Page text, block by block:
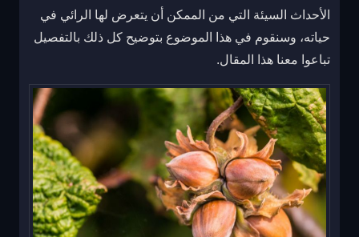
الأحداث السيئة التي من الممكن أن يتعرض لها الرائي في
حياته، وسنقوم في هذا الموضوع بتوضيح كل ذلك بالتفصيل
تباعوا معنا هذا المقال.